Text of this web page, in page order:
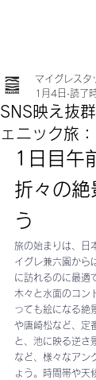
SNS映え抜
ェニック旅
マイグレスタ
1月4日 読了
1日目午
折々の絶
う
旅の始まりは、日
イグレ兼六園から
に訪れるのに最適
木々と水面のコン
っても絵になる絶
や唐崎松など、定
と、池に映る逆さ
など、様々なアン
ょう。時間帯や天